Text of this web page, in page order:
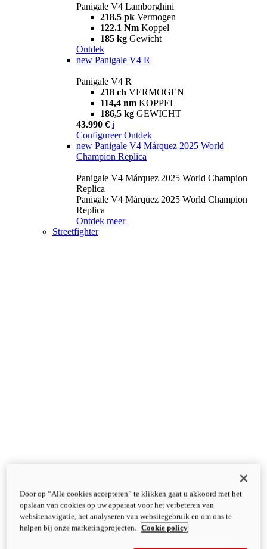
Panigale V4 Lamborghini
218.5 pk Vermogen
122.1 Nm Koppel
185 kg Gewicht
Ontdek
new Panigale V4 R
Panigale V4 R
218 ch VERMOGEN
114,4 nm KOPPEL
186,5 kg GEWICHT
43.990 € i
Configureer Ontdek
new Panigale V4 Márquez 2025 World
Champion Replica
Panigale V4 Márquez 2025 World Champion
Replica
Panigale V4 Márquez 2025 World Champion
Replica
Ontdek meer
Streetfighter
Door op “Alle cookies accepteren” te klikken gaat u akkoord met het
opslaan van cookies op uw apparaat voor het verbeteren van
websitenavigatie, het analyseren van websitegebruik en om ons te
helpen bij onze marketingprojecten.
Cookie policy